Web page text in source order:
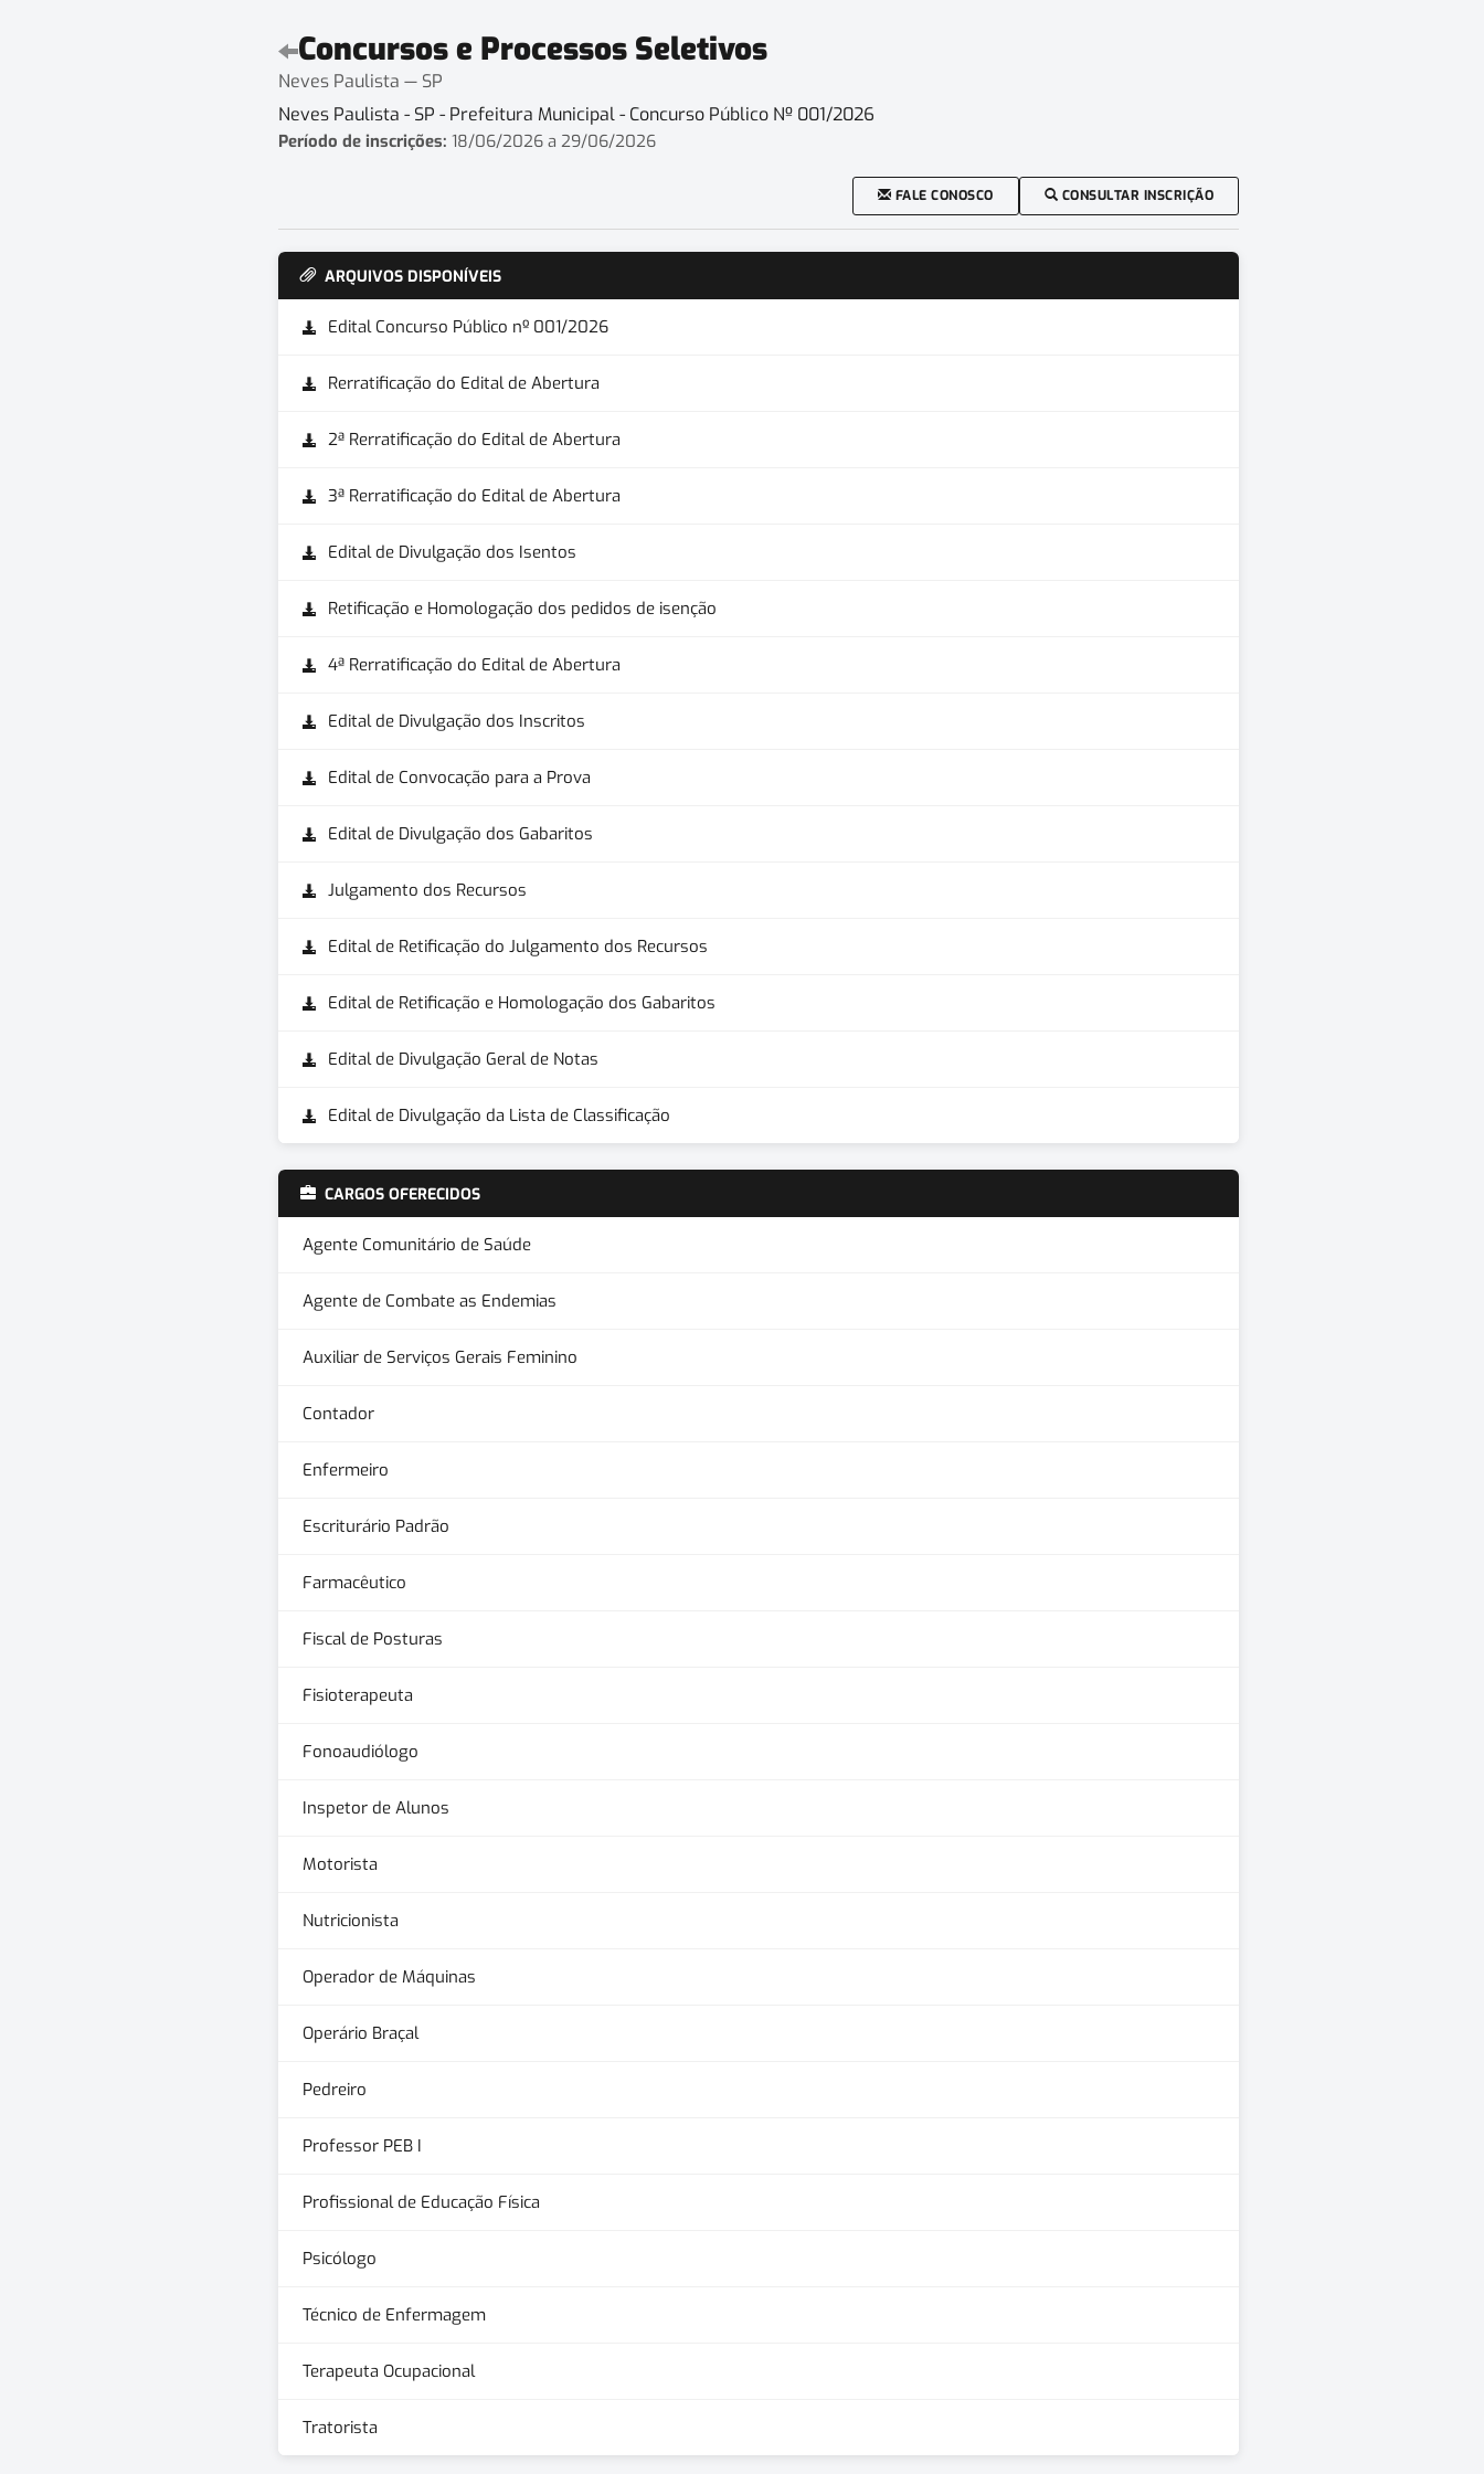
Concursos e Processos Seletivos
Neves Paulista — SP
Neves Paulista - SP - Prefeitura Municipal - Concurso Público Nº 001/2026
Período de inscrições: 18/06/2026 a 29/06/2026
FALE CONOSCO CONSULTAR INSCRIÇÃO
ARQUIVOS DISPONÍVEIS
Edital Concurso Público nº 001/2026
Rerratificação do Edital de Abertura
2ª Rerratificação do Edital de Abertura
3ª Rerratificação do Edital de Abertura
Edital de Divulgação dos Isentos
Retificação e Homologação dos pedidos de isenção
4ª Rerratificação do Edital de Abertura
Edital de Divulgação dos Inscritos
Edital de Convocação para a Prova
Edital de Divulgação dos Gabaritos
Julgamento dos Recursos
Edital de Retificação do Julgamento dos Recursos
Edital de Retificação e Homologação dos Gabaritos
Edital de Divulgação Geral de Notas
Edital de Divulgação da Lista de Classificação
CARGOS OFERECIDOS
Agente Comunitário de Saúde
Agente de Combate as Endemias
Auxiliar de Serviços Gerais Feminino
Contador
Enfermeiro
Escriturário Padrão
Farmacêutico
Fiscal de Posturas
Fisioterapeuta
Fonoaudiólogo
Inspetor de Alunos
Motorista
Nutricionista
Operador de Máquinas
Operário Braçal
Pedreiro
Professor PEB I
Profissional de Educação Física
Psicólogo
Técnico de Enfermagem
Terapeuta Ocupacional
Tratorista